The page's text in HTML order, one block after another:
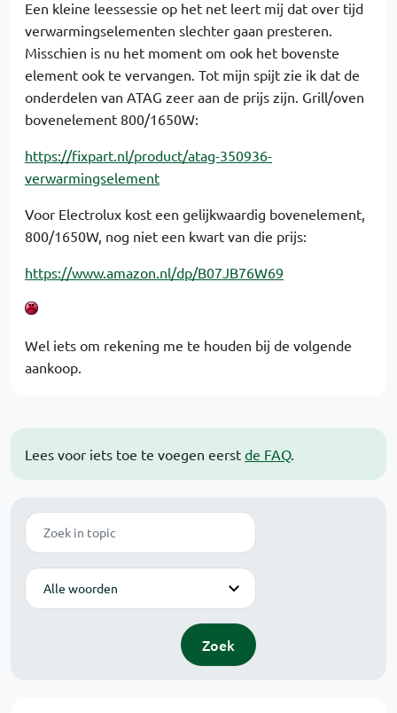
Lees voor iets toe te voegen eerst de FAQ.
Zoek
Modus
Zoek
Een kleine leessessie op het net leert mij dat over tijd
verwarmingselementen slechter gaan presteren.
Misschien is nu het moment om ook het bovenste
element ook te vervangen. Tot mijn spijt zie ik dat de
onderdelen van ATAG zeer aan de prijs zijn. Grill/oven
bovenelement 800/1650W:
https://fixpart.nl/product/atag-350936-
verwarmingselement
Voor Electrolux kost een gelijkwaardig bovenelement,
800/1650W, nog niet een kwart van die prijs:
https://www.amazon.nl/dp/B07JB76W69
Wel iets om rekening me te houden bij de volgende
aankoop.